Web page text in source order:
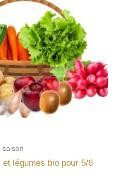
saison
légumes bio pour 5/6